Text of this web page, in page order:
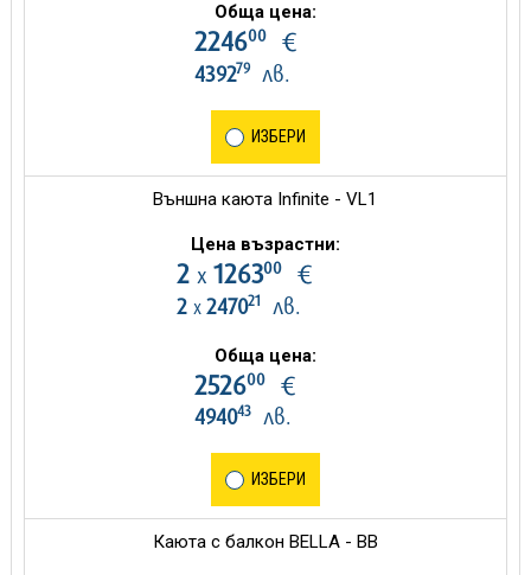
Обща цена:
224600€
439279лв.
ИЗБЕРИ
Външна каюта Infinite - VL1
Цена възрастни:
2 х 126300€
2 х 247021 лв.
Обща цена:
252600€
494043лв.
ИЗБЕРИ
Каюта с балкон BELLA - BB